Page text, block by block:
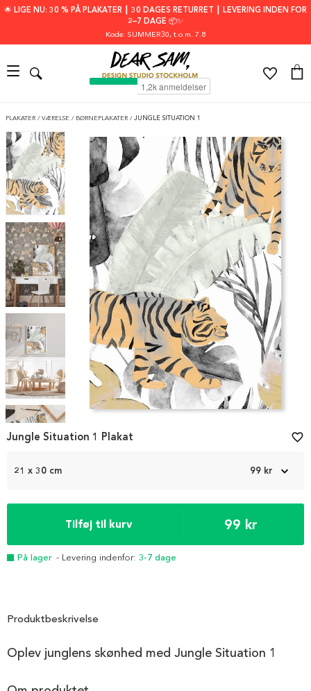
🌟 LIGE NU: 30 % PÅ PLAKATER ┃ 30 DAGES RETURRET ┃ LEVERING INDEN FOR
2–7 DAGE 📦✨
Kode: SUMMER30, t.o.m. 7.8
PLAKATER / VÆRELSE / BØRNEPLAKATER / JUNGLE SITUATION 1
Item
1
21 x 30 cm 99 kr
Tilføj til kurv 99 kr
På lager - Levering indenfor: 3-7 dage
Jungle Situation 1 Plakat favorite_border
Produktbeskrivelse
Oplev junglens skønhed med Jungle Situation 1